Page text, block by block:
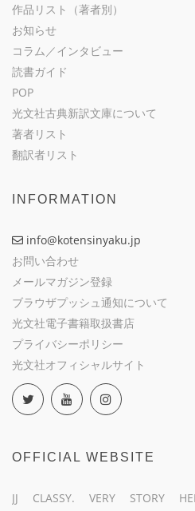
作品リスト（著者別）
お知らせ
コラム／インタビュー
読書ガイド
POP
光文社古典新訳文庫について
著者リスト
翻訳者リスト
INFORMATION
info@kotensinyaku.jp
お問い合わせ
メールマガジン登録
ブラウザプッシュ通知について
光文社電子書籍取扱書店
プライバシーポリシー
光文社オフィシャルサイト
OFFICIAL WEBSITE
JJ CLASSY. VERY STORY